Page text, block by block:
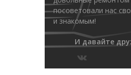
посоветовали нас
и знакомым!
И давайте